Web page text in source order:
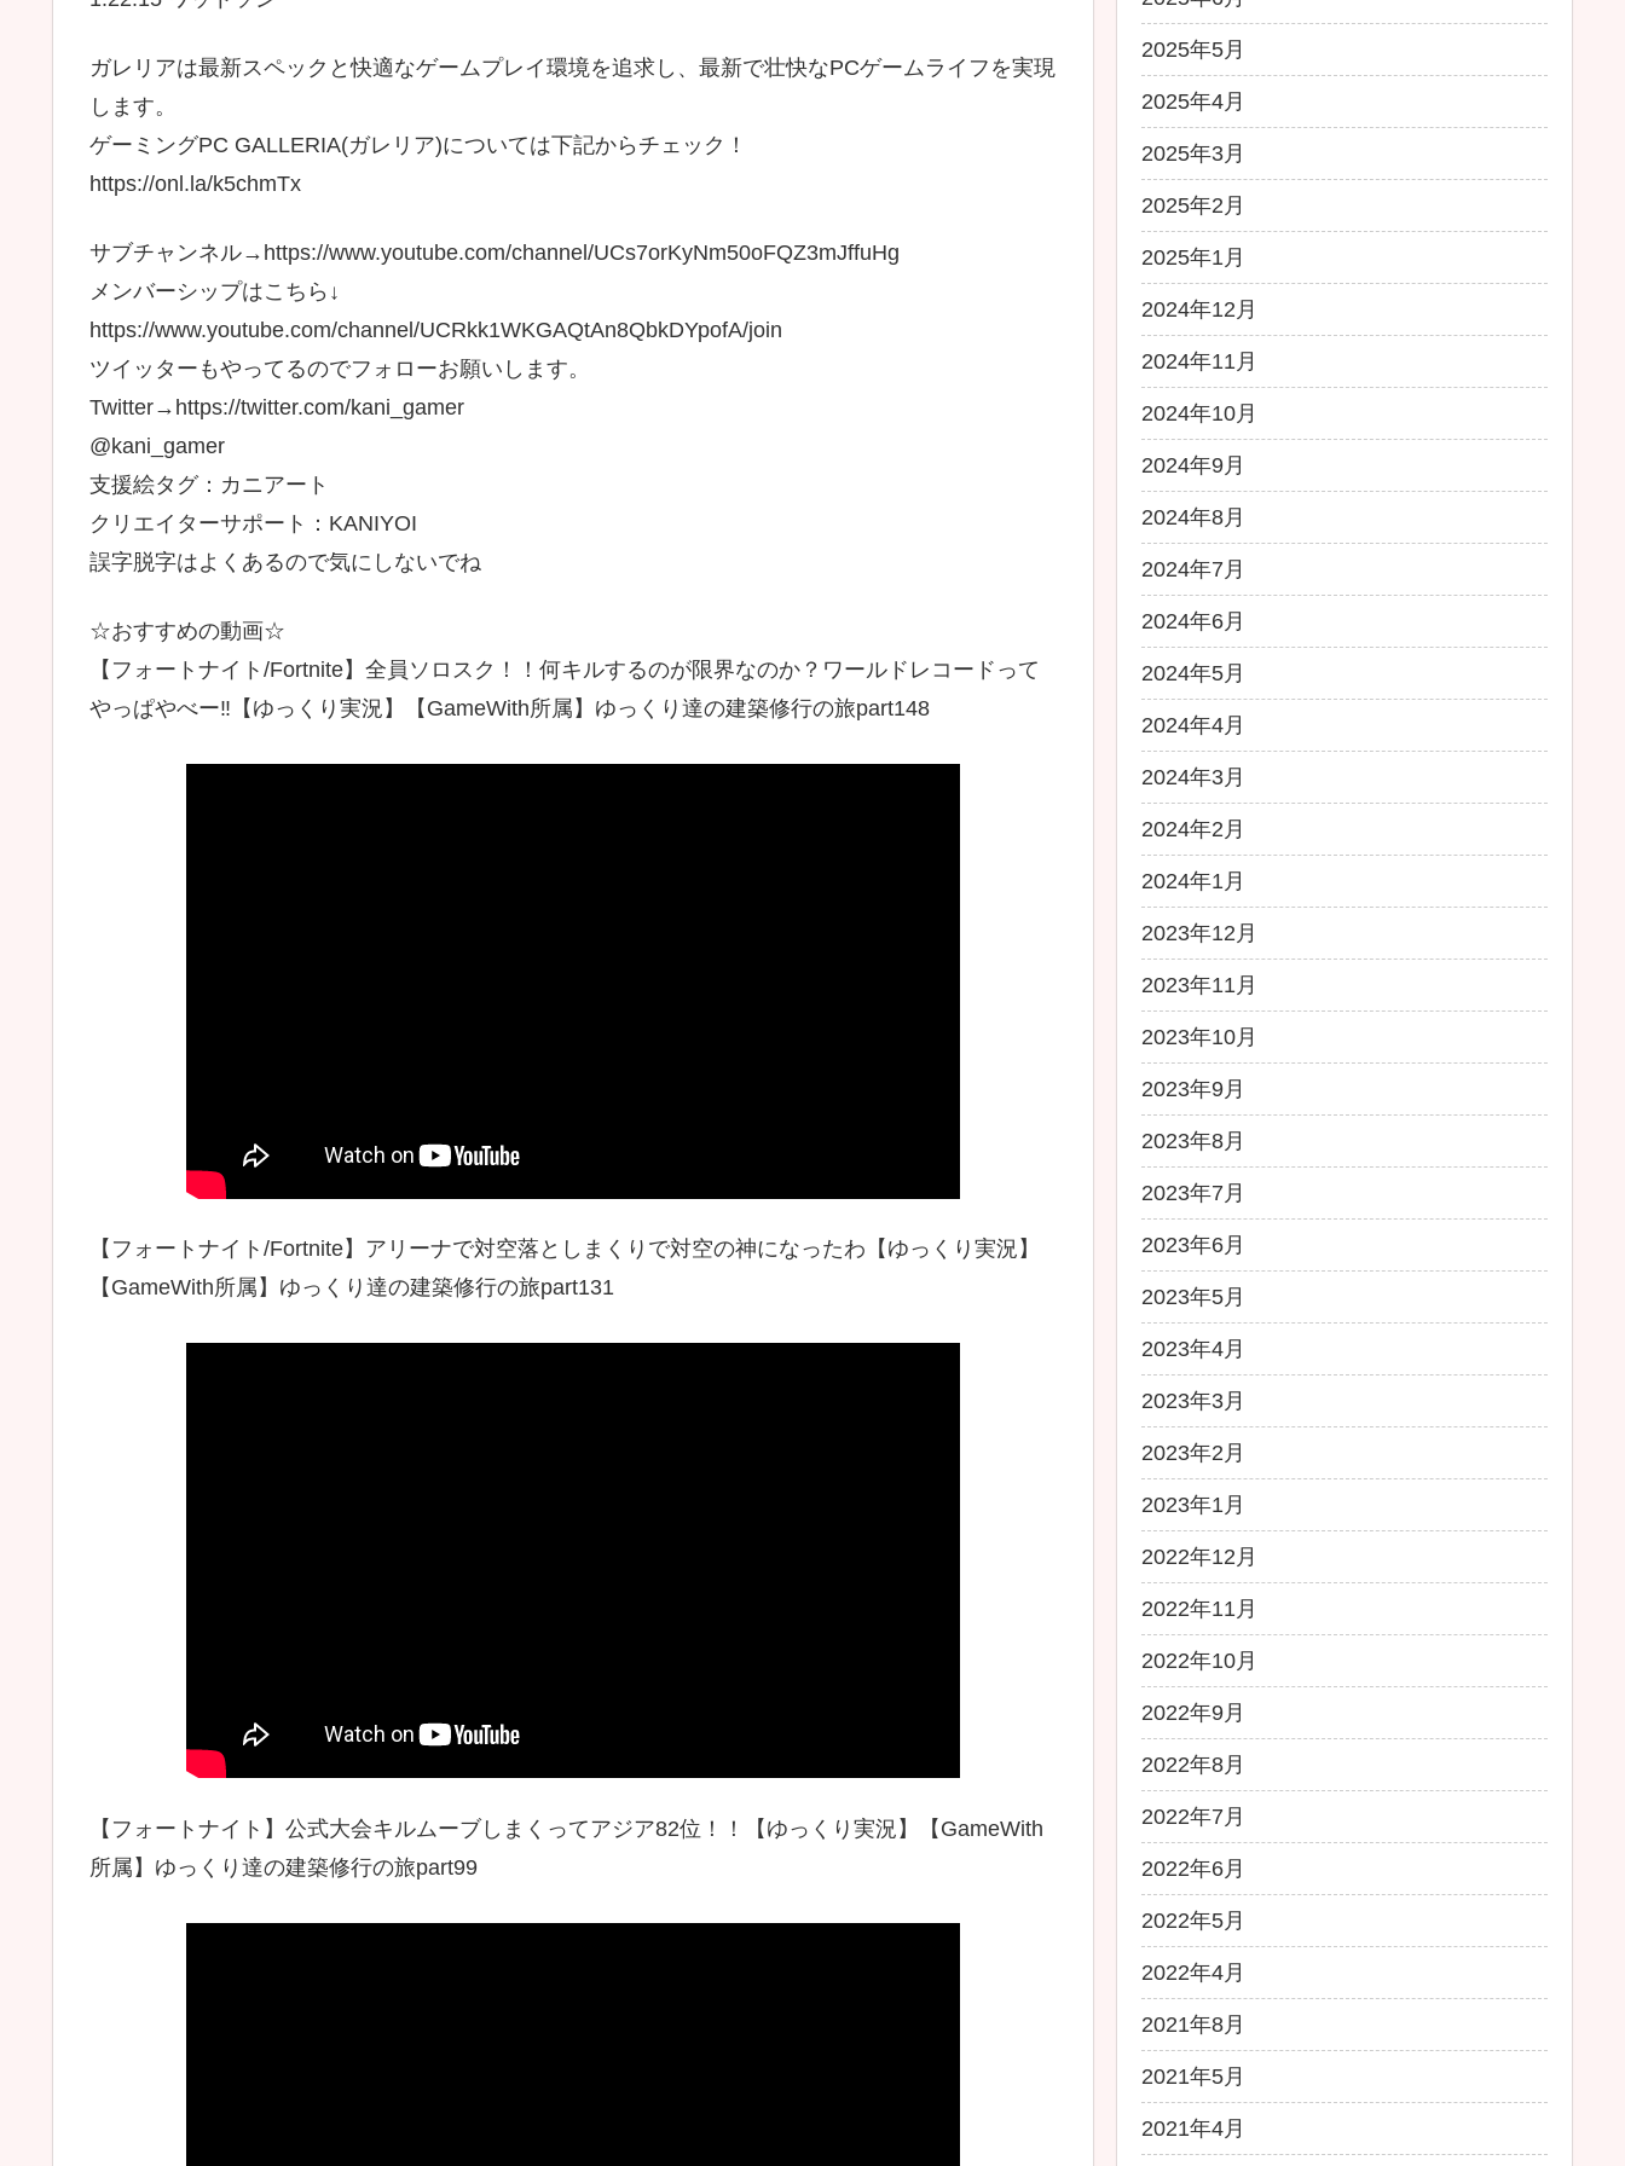
ガレリアは最新スペックと快適なゲームプレイ環境を追求し、最新で壮快なPCゲームライフを実現
します。
ゲーミングPC GALLERIA(ガレリア)については下記からチェック！
https://onl.la/k5chmTx
サブチャンネル→https://www.youtube.com/channel/UCs7orKyNm50oFQZ3mJffuHg
メンバーシップはこちら↓
https://www.youtube.com/channel/UCRkk1WKGAQtAn8QbkDYpofA/join
ツイッターもやってるのでフォローお願いします。
Twitter→https://twitter.com/kani_gamer
@kani_gamer
支援絵タグ：カニアート
クリエイターサポート：KANIYOI
誤字脱字はよくあるので気にしないでね
☆おすすめの動画☆
【フォートナイト/Fortnite】全員ソロスク！！何キルするのが限界なのか？ワールドレコードって
やっぱやべー‼【ゆっくり実況】【GameWith所属】ゆっくり達の建築修行の旅part148
【フォートナイト/Fortnite】アリーナで対空落としまくりで対空の神になったわ【ゆっくり実況】
【GameWith所属】ゆっくり達の建築修行の旅part131
【フォートナイト】公式大会キルムーブしまくってアジア82位！！【ゆっくり実況】【GameWith
所属】ゆっくり達の建築修行の旅part99
2025年5月
2025年4月
2025年3月
2025年2月
2025年1月
2024年12月
2024年11月
2024年10月
2024年9月
2024年8月
2024年7月
2024年6月
2024年5月
2024年4月
2024年3月
2024年2月
2024年1月
2023年12月
2023年11月
2023年10月
2023年9月
2023年8月
2023年7月
2023年6月
2023年5月
2023年4月
2023年3月
2023年2月
2023年1月
2022年12月
2022年11月
2022年10月
2022年9月
2022年8月
2022年7月
2022年6月
2022年5月
2022年4月
2021年8月
2021年5月
2021年4月